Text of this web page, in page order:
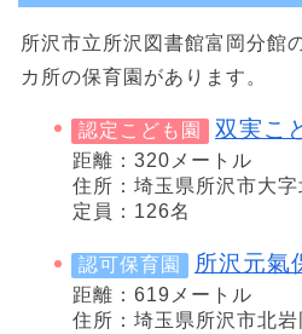
所沢市立所沢図書館富岡分館
カ所の保育園があります。
認定こども園 双実こ
距離：320メートル
住所：埼玉県所沢市大
定員：126名
認可保育園 所沢元氣
距離：619メートル
住所：埼玉県所沢市北